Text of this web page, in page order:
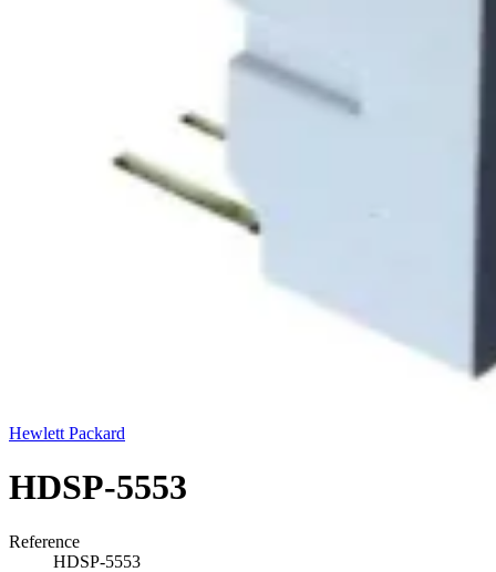
Hewlett Packard
HDSP-5553
Reference
HDSP-5553